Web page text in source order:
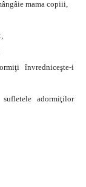
mama copiii,
învredniceşte-i
adormiţilor